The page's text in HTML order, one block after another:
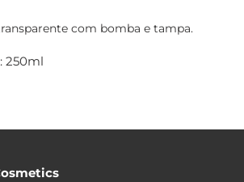
com bomba e tampa.
250ml